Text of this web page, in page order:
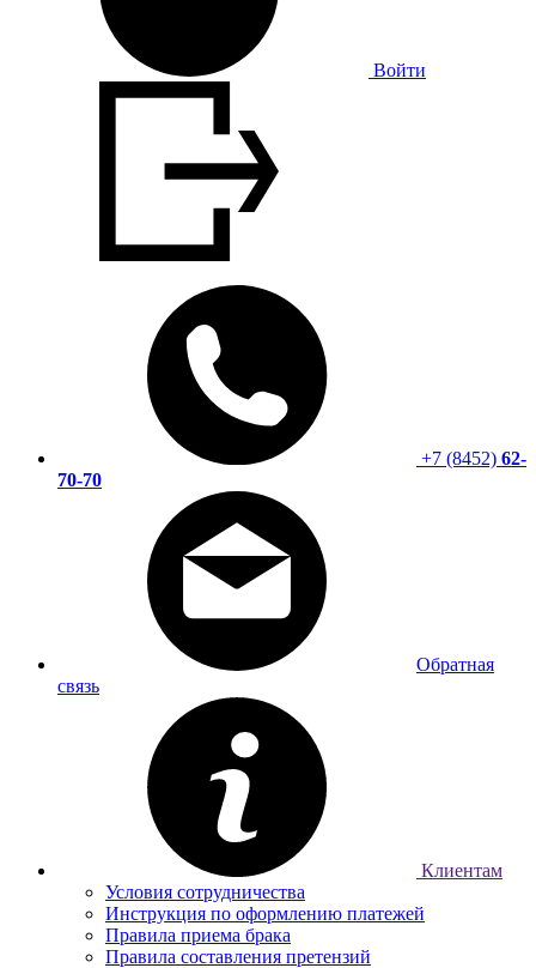
Войти
+7 (8452) 62-
70-70
Обратная
связь
Клиентам
Условия сотрудничества
Инструкция по оформлению платежей
Правила приема брака
Правила составления претензий